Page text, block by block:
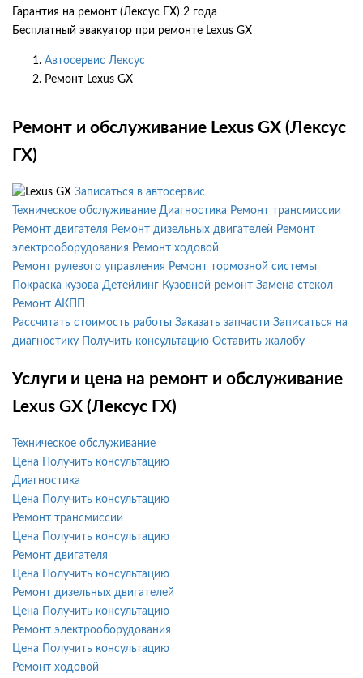
Гарантия на ремонт (Лексус ГХ) 2 года
Бесплатный эвакуатор при ремонте Lexus GX
Автосервис Лексус
Ремонт Lexus GX
Ремонт и обслуживание Lexus GX (Лексус
ГХ)
Записаться в автосервис
Техническое обслуживание Диагностика Ремонт трансмиссии
Ремонт двигателя Ремонт дизельных двигателей Ремонт
электрооборудования Ремонт ходовой
Ремонт рулевого управления Ремонт тормозной системы
Покраска кузова Детейлинг Кузовной ремонт Замена стекол
Ремонт АКПП
Рассчитать стоимость работы Заказать запчасти Записаться на
диагностику
Получить консультацию Оставить жалобу
Услуги и цена на ремонт и обслуживание
Lexus GX (Лексус ГХ)
Техническое обслуживание
Цена
Получить консультацию
Диагностика
Цена
Получить консультацию
Ремонт трансмиссии
Цена
Получить консультацию
Ремонт двигателя
Цена
Получить консультацию
Ремонт дизельных двигателей
Цена
Получить консультацию
Ремонт электрооборудования
Цена
Получить консультацию
Ремонт ходовой